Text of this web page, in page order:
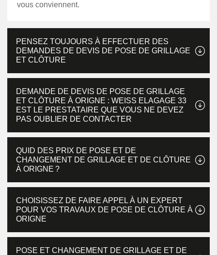
vous conviennent.
PENSEZ TOUJOURS À EFFECTUER DES
DEMANDES DE DEVIS DE POSE DE GRILLAGE
ET CLÔTURE
DEMANDE DE DEVIS DE POSE DE GRILLAGE
ET CLÔTURE À ORIGNE : WEISS ELAGAGE 33
EST LE PRESTATAIRE QUE VOUS NE DEVEZ
PAS OUBLIER DE CONTACTER
QUID DES PRIX DE POSE ET DE
CHANGEMENT DE GRILLAGE ET DE CLÔTURE
À ORIGNE ?
CHOISISSEZ DE FAIRE APPEL À UN EXPERT
POUR VOS TRAVAUX DE POSE DE CLÔTURE À
ORIGNE
POSE ET CHANGEMENT DE GRILLAGE ET DE